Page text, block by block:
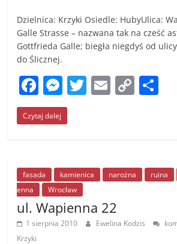
Dzielnica: Krzyki Osiedle: HubyUlica:
Galle Strasse – nazwana tak na cześć
Gottfrieda Galle; biegła niegdyś od
do Ślicznej.
F
a
c
b
o
o
k
M
e
ss
n
g
er
T E C
Li
n
Czytaj dalej
fasada kamienica narożna ruina
enna
Wrocław
ul. Wapienna 22
1 sierpnia 2010 Ewelina Kodzis
Krzyki